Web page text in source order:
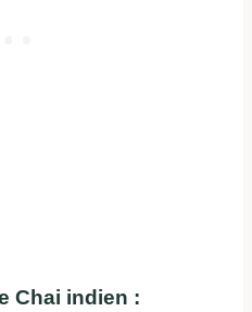
Chai indien :